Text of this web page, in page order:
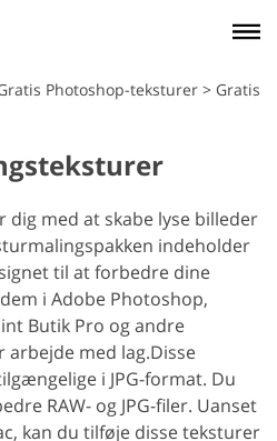
Photoshop-teksturer > Gratis
med at skabe lyse billeder
indeholder
til at forbedre dine
i Adobe Photoshop,
Butik Pro og andre
med lag.Disse
i JPG-format. Du
RAW- og JPG-filer. Uanset
kan du tilføje disse teksturer